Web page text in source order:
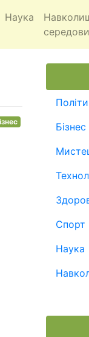
Наука
Бізнес
Спорт
Наука